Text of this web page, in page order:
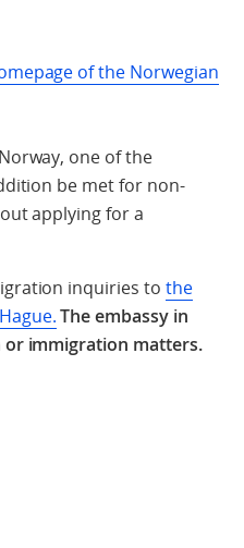
of the Norwegian
one of the
be met for non-
applying for a
inquiries to the
The embassy in
or immigration matters.